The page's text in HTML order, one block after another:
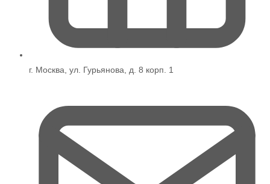
г. Москва, ул. Гурьянова, д. 8 корп. 1